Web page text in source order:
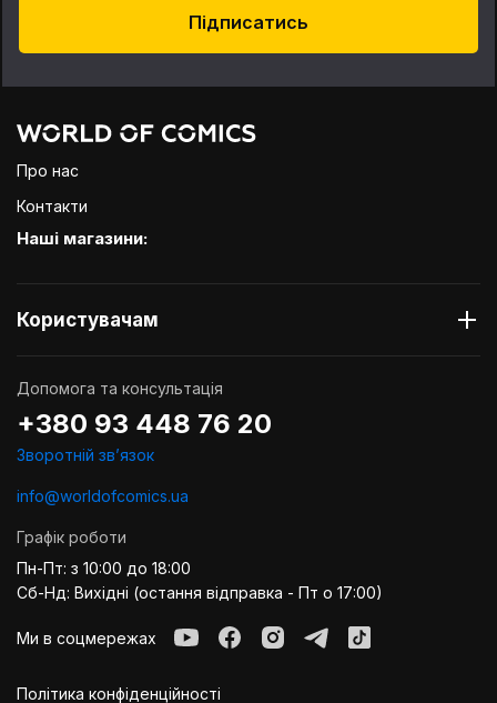
Підписатись
Про нас
Контакти
Наші магазини:
Користувачам
Допомога та консультація
+380 93 448 76 20
Зворотній звʼязок
info@worldofcomics.ua
Графік роботи
Пн-Пт: з 10:00 до 18:00
Сб-Нд: Вихідні (остання відправка - Пт о 17:00)
Ми в соцмережах
Політика конфіденційності